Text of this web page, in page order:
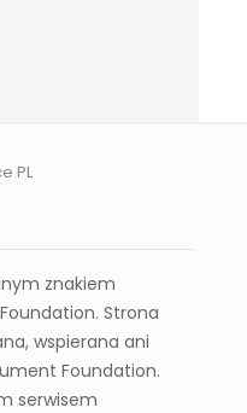
PL
znakiem
Strona
wspierana ani
Foundation.
serwisem